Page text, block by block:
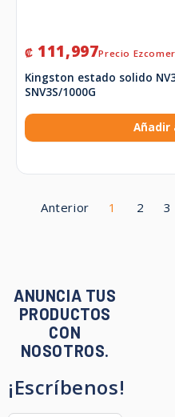
₡ 111,997
Kingston estado solido NV3
SNV3S/1000G
Añadir
Anterior 1 2 3
ANUNCIA TUS
PRODUCTOS
CON
NOSOTROS.
¡Escríbenos!